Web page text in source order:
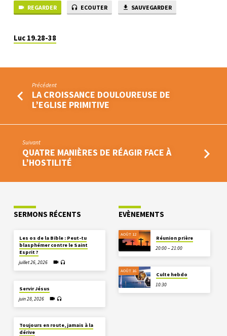
REGARDER ECOUTER SAUVEGARDER
Luc 19.28-38
Précédent
LA CROISSANCE DOULOUREUSE DE
L’EGLISE PRIMITIVE
Suivant
QUATRE MANIÈRES DE RÉAGIR FACE À
L’HOSTILITÉ
SERMONS RÉCENTS
Les os de la Bible : Peut-tu
blasphémer contre le Saint
Esprit ?
juillet 26, 2026
Servir Jésus
juin 28, 2026
Toujours en route, jamais à la
dérive
EVÈNEMENTS
AOÛT 12
Réunion prière
20:00 – 21:00
AOÛT 16
Culte hebdo
10:30